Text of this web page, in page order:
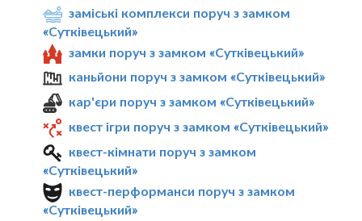
заміські комплекси поруч з замком
«Сутківецький»
замки поруч з замком «Сутківецький»
каньйони поруч з замком «Сутківецький»
кар'єри поруч з замком «Сутківецький»
квест ігри поруч з замком «Сутківецький»
квест-кімнати поруч з замком
«Сутківецький»
квест-перформанси поруч з замком
«Сутківецький»